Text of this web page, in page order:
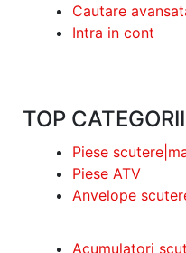
Cautare
Intra in cont
TOP CATEGORII
Piese
Piese ATV
Anvelope
Acumulatori